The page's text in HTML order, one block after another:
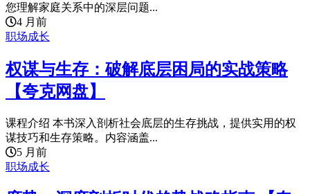
您理解家庭关系中的深层问题...
4 月前
职场成长
权谋与生存：破解底层困局的实战策略
【夸克网盘】
课程介绍 本书深入剖析社会底层的生存挑战，提供实用的权
谋技巧和生存策略。内容涵盖...
5 月前
职场成长